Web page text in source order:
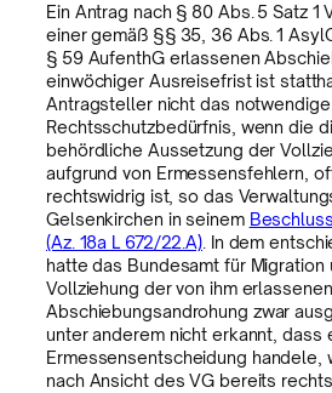
Ein Antrag nach § 80 Abs. 5 Satz 1
einer gemäß §§ 35, 36 Abs. 1
§ 59 AufenthG erlassenen
einwöchiger Ausreisefrist ist
Antragsteller nicht das notwendige
Rechtsschutzbedürfnis, wenn die
behördliche Aussetzung der
aufgrund von Ermessensfehlern,
rechtswidrig ist, so das
Gelsenkirchen in seinem
(Az. 18a L 672/22.A) . In dem
hatte das Bundesamt für Migration
Vollziehung der von ihm erlassenen
Abschiebungsandrohung zwar
unter anderem nicht erkannt, dass
Ermessensentscheidung handele,
nach Ansicht des VG bereits